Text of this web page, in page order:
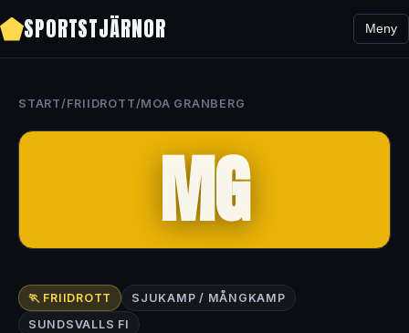
SPORTSTJÄRNOR Meny
START/FRIIDROTT/MOA GRANBERG
MG
🏃 FRIIDROTT
SJUKAMP / MÅNGKAMP
SUNDSVALLS FI